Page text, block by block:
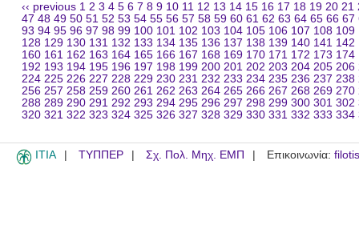
‹‹ previous 1 2 3 4 5 6 7 8 9 10 11 12 13 14 15 16 17 18 19 20 21
47 48 49 50 51 52 53 54 55 56 57 58 59 60 61 62 63 64 65 66 67
93 94 95 96 97 98 99 100 101 102 103 104 105 106 107 108 109
128 129 130 131 132 133 134 135 136 137 138 139 140 141 142
160 161 162 163 164 165 166 167 168 169 170 171 172 173 174
192 193 194 195 196 197 198 199 200 201 202 203 204 205 206
224 225 226 227 228 229 230 231 232 233 234 235 236 237 238
256 257 258 259 260 261 262 263 264 265 266 267 268 269 270
288 289 290 291 292 293 294 295 296 297 298 299 300 301 302
320 321 322 323 324 325 326 327 328 329 330 331 332 333 334
ITIA ΤΥΠΠΕΡ Σχ. Πολ. Μηχ. ΕΜΠ Επικοινωνία: